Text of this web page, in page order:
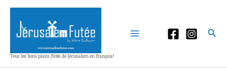
Aller
contenu
Tous les bons plans fûtés de Jérusalem en français!